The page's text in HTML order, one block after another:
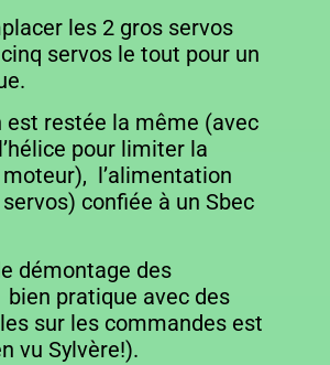
les 2 gros servos
cinq servos le tout pour un
est restée la même (avec
pour limiter la
l’alimentation
confiée à un Sbec
démontage des
pratique avec des
sur les commandes est
vu Sylvère!).